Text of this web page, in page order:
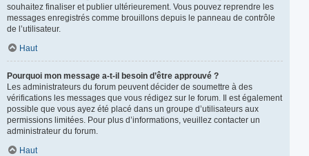
souhaitez finaliser et publier ultérieurement. Vous pouvez reprendre les
messages enregistrés comme brouillons depuis le panneau de contrôle
de l’utilisateur.
Haut
Pourquoi mon message a-t-il besoin d’être approuvé ?
Les administrateurs du forum peuvent décider de soumettre à des
vérifications les messages que vous rédigez sur le forum. Il est également
possible que vous ayez été placé dans un groupe d’utilisateurs aux
permissions limitées. Pour plus d’informations, veuillez contacter un
administrateur du forum.
Haut